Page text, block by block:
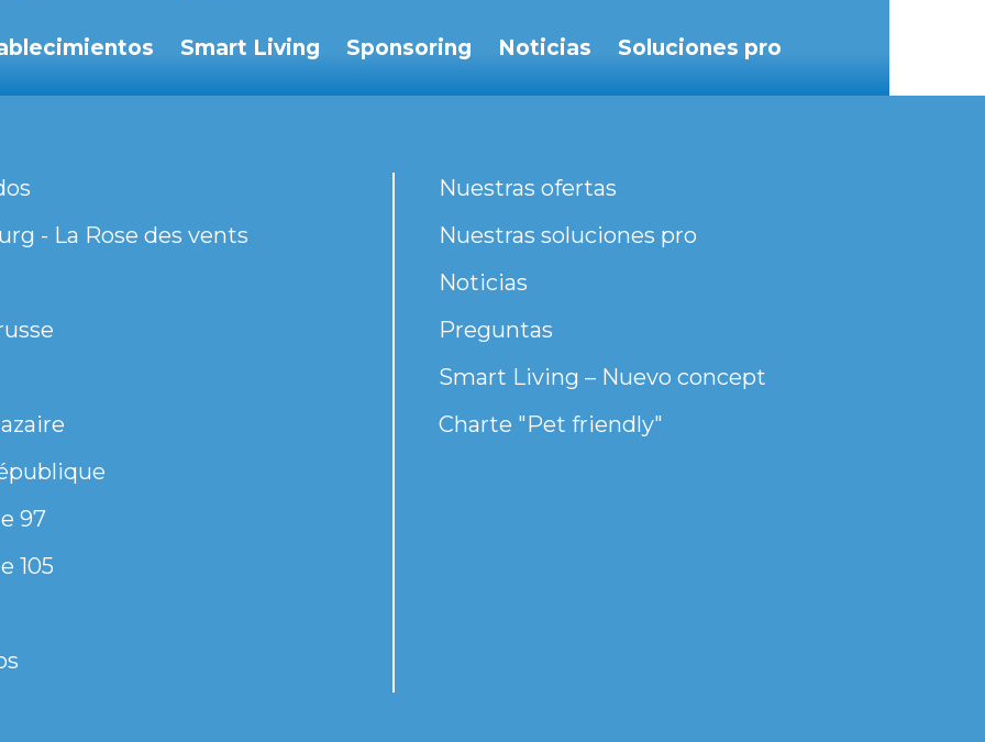
Smart Living Sponsoring Noticias Soluciones pro
- La Rose des vents
97
105
Nuestras ofertas
Nuestras soluciones pro
Noticias
Preguntas
Smart Living – Nuevo concept
Charte "Pet friendly"